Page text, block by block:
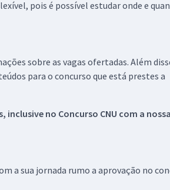
pois é possível estudar onde e
sobre as vagas ofertadas. Além
para o concurso que está prestes a
inclusive no Concurso CNU com a
a sua jornada rumo a aprovação no